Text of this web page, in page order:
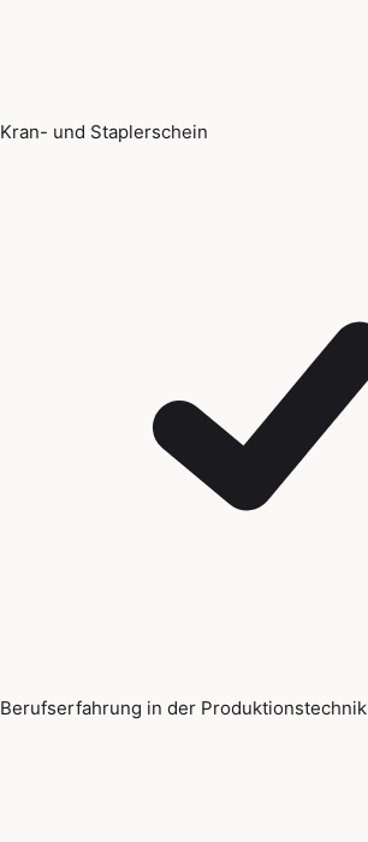
Kran- und Staplerschein
Berufserfahrung in der Produktionstechnik